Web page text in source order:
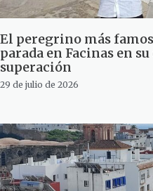
El peregrino más
parada en Facinas en
superación
29 de julio de 2026